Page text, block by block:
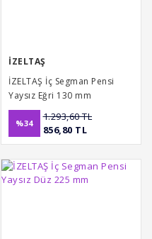
İZELTAŞ
İZELTAŞ İç Segman Pensi
Yaysız Eğri 130 mm
%34
1.293,60 TL
856,80 TL